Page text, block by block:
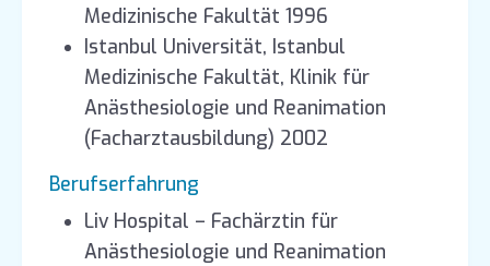
Medizinische Fakultät 1996
Istanbul Universität, Istanbul
Medizinische Fakultät, Klinik für
Anästhesiologie und Reanimation
(Facharztausbildung) 2002
Berufserfahrung
Liv Hospital – Fachärztin für
Anästhesiologie und Reanimation